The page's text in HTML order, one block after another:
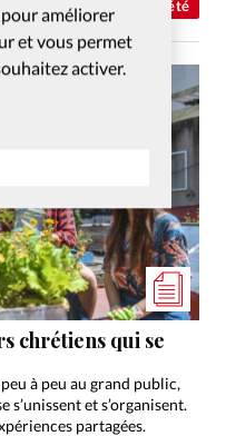
améliorer
et vous permet
activer.
Société
chrétiens qui se
à peu au grand public,
s’unissent et s’organisent.
partagées.